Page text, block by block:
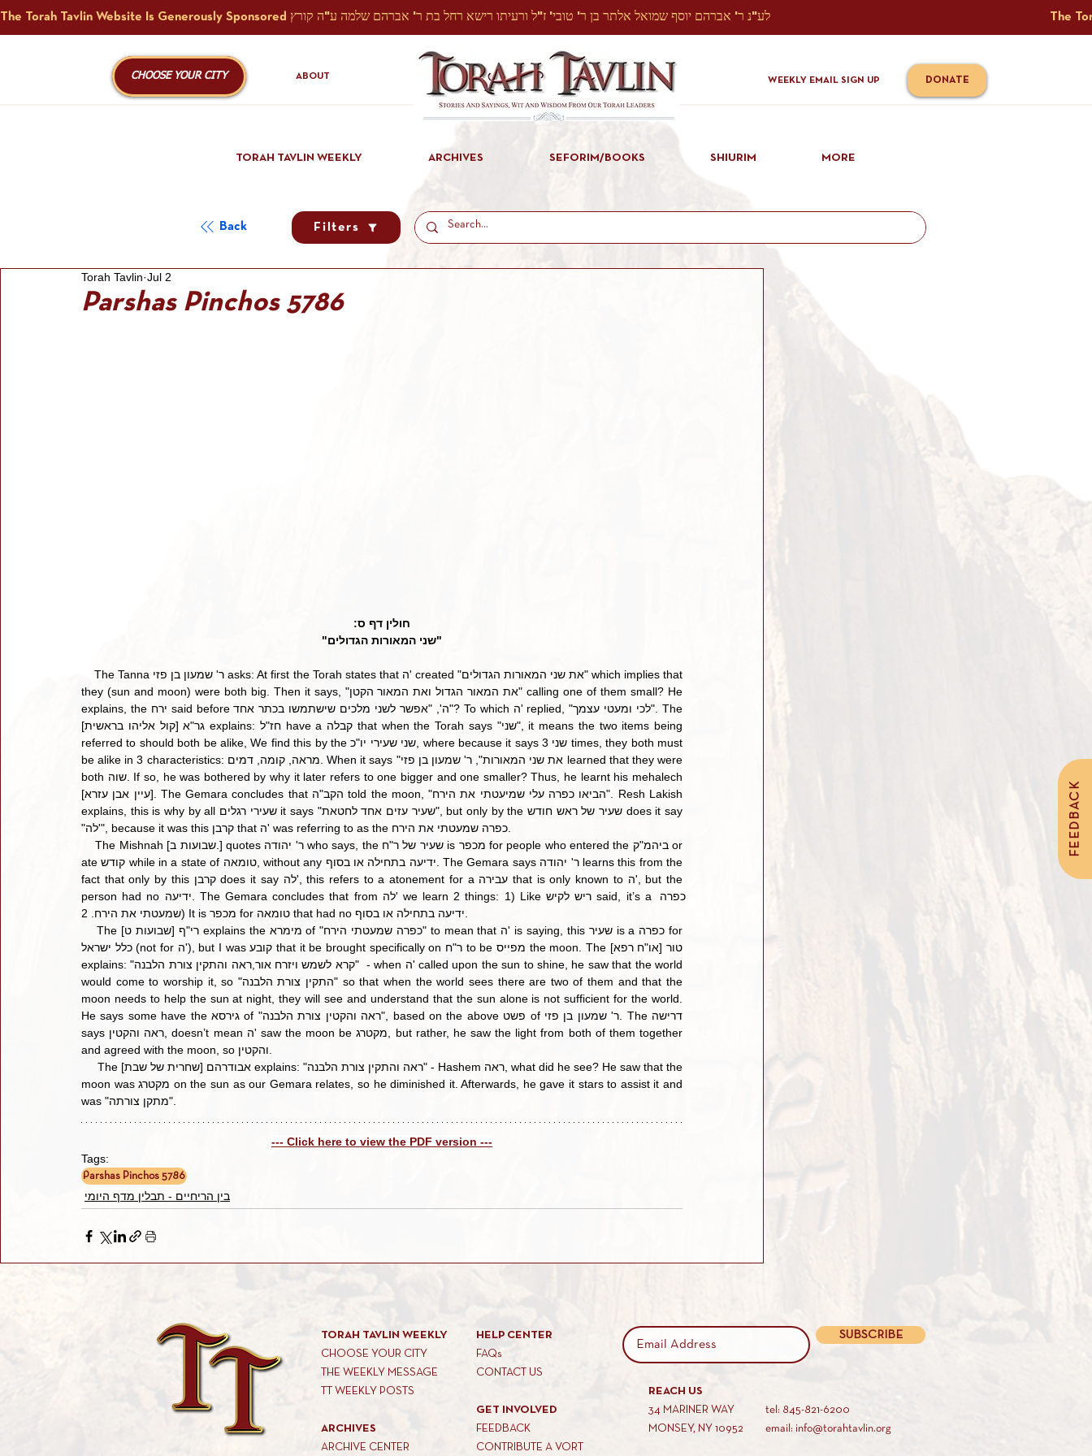
CHOOSE YOUR CITY ABOUT WEEKLY EMAIL SIGN UP DONATE
TORAH TAVLIN WEEKLY ARCHIVES SEFORIM/BOOKS SHIURIM MORE
FEEDBACK
Back Filters
Parshas Pinchos 5786
Torah Tavlin Jul 2
חולין דף ס:
"שני המאורות הגדולים"
The Tanna ר' שמעון בן פזי asks: At first the Torah states that ה' created "את שני המאורות הגדולים" which implies that
they (sun and moon) were both big. Then it says, "את המאור הגדול ואת המאור הקטן" calling one of them small? He
explains, the ירח said before ה', "אפשר לשני מלכים שישתמשו בכתר אחד"? To which ה' replied, "לכי ומעטי עצמך". The
[קול אליהו בראשית] גר"א explains: חז"ל have a קבלה that when the Torah says "שני", it means the two items being
referred to should both be alike, We find this by the שני שעירי יו"כ, where because it says שני 3 times, they both must
be alike in 3 characteristics: מראה, קומה, דמים. When it says "את שני המאורות", ר' שמעון בן פזי learned that they were
both שוה. If so, he was bothered by why it later refers to one bigger and one smaller? Thus, he learnt his mehalech
[עיין אבן עזרא]. The Gemara concludes that הקב"ה told the moon, "הביאו כפרה עלי שמיעטתי את הירח". Resh Lakish
explains, this is why by all שעירי רגלים it says "שעיר עזים אחד לחטאת", but only by the שעיר של ראש חודש does it say
"לה'", because it was this קרבן that ה' was referring to as the כפרה שמעטתי את הירח.
    The Mishnah [שבועות ב.] quotes ר' יהודה who says, the שעיר של ר"ח is מכפר for people who entered the ביהמ"ק or
ate קודש while in a state of טומאה, without any ידיעה בתחילה או בסוף. The Gemara says ר' יהודה learns this from the
fact that only by this קרבן does it say לה', this refers to a atonement for a עבירה that is only known to ה', but the
person had no ידיעה. The Gemara concludes that from לה' we learn 2 things: 1) Like ריש לקיש said, it’s a כפרה
שמעטתי את הירח. 2) It is מכפר for טומאה that had no ידיעה בתחילה או בסוף.
    The [שבועות ט] רי"ף explains the מימרא of "כפרה שמעטתי הירח" to mean that ה' is saying, this שעיר is a כפרה for
כלל ישראל (not for ה'), but I was קובע that it be brought specifically on ר"ח to be מפייס the moon. The [או"ח רפא] טור
explains: "קרא לשמש ויזרח אור,ראה והתקין צורת הלבנה"  - when ה' called upon the sun to shine, he saw that the world
would come to worship it, so "התקין צורת הלבנה" so that when the world sees there are two of them and that the
moon needs to help the sun at night, they will see and understand that the sun alone is not sufficient for the world.
He says some have the גירסא of "ראה והקטין צורת הלבנה", based on the above פשט of ר' שמעון בן פזי. The דרישה
says ראה והקטין, doesn’t mean ה' saw the moon be מקטרג, but rather, he saw the light from both of them together
and agreed with the moon, so והקטין.
moon was מקטרג on the sun as our Gemara relates, so he diminished it. Afterwards, he gave it stars to assist it and
was "מתקן צורתה".
--- Click here to view the PDF version ---
Tags:
Parshas Pinchos 5786
בין הריחיים - תבלין מדף היומי
TORAH TAVLIN WEEKLY
CHOOSE YOUR CITY
THE WEEKLY MESSAGE
TT WEEKLY POSTS
ARCHIVES
ARCHIVE CENTER
HELP CENTER
FAQs
CONTACT US
GET INVOLVED
FEEDBACK
CONTRIBUTE A VORT
SUBSCRIBE
REACH US
34 MARINER WAY
MONSEY, NY 10952
tel: 845-821-6200
email: info@torahtavlin.org